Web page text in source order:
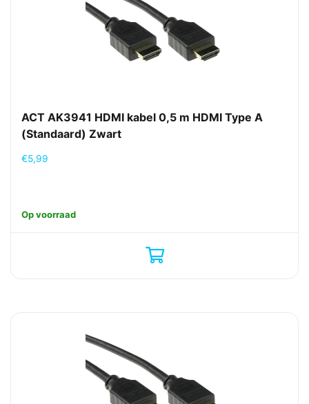
ACT AK3941 HDMI kabel 0,5 m HDMI Type A
(Standaard) Zwart
€5,99
Op voorraad